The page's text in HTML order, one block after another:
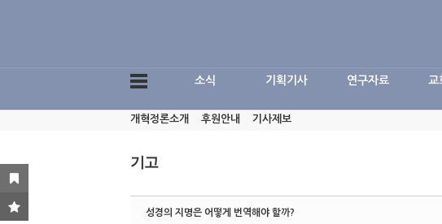
소식 기획기사 연구자료 교
개혁정론소개 후원안내 기사제보
기고
성경의 지명은 어떻게 번역해야 할까?
Sketchbook5, 스케치북5
Sketchbook5, 스케치북5